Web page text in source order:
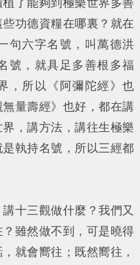
了能夠到極樂世界多善
功德資糧在哪裏？就在
句六字名號，叫萬德洪
號，就具足多善根多福
，所以《阿彌陀經》也
量壽經》也好，都在講
，講方法，講往生極樂
執持名號，所以三經都
三觀做什麼？我們又
雖然做不到，可是曉得
就會嚮往；既然嚮往，